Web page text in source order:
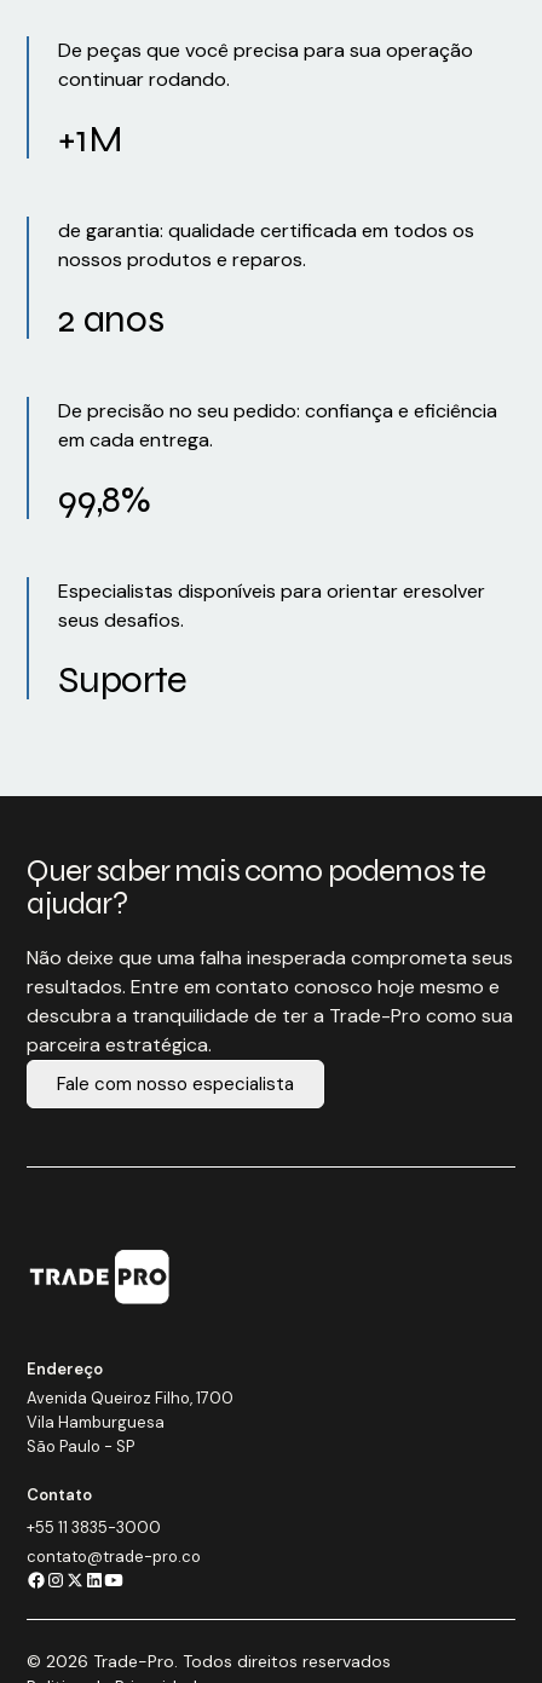
De peças que você precisa para sua operação
continuar rodando.
+1M
de garantia: qualidade certificada em todos os
nossos produtos e reparos.
2 anos
De precisão no seu pedido: confiança e eficiência
em cada entrega.
99,8%
Especialistas disponíveis para orientar eresolver
seus desafios.
Suporte
Quer saber mais como podemos te
ajudar?
Não deixe que uma falha inesperada comprometa seus
resultados. Entre em contato conosco hoje mesmo e
descubra a tranquilidade de ter a Trade-Pro como sua
parceira estratégica.
Fale com nosso especialista
Endereço
Avenida Queiroz Filho, 1700
Vila Hamburguesa
São Paulo - SP
Contato
+55 11 3835-3000
contato@trade-pro.co
© 2026 Trade-Pro. Todos direitos reservados